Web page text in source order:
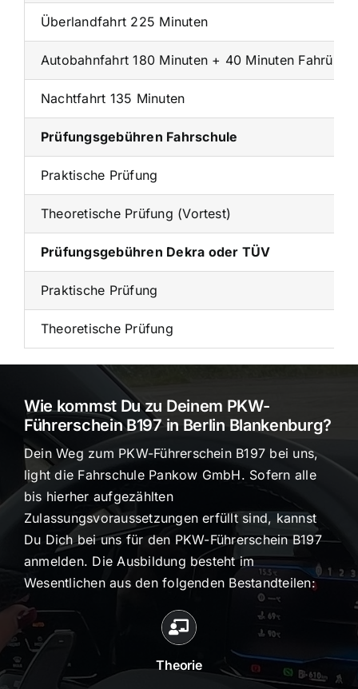
Überlandfahrt 225 Minuten
Autobahnfahrt 180 Minuten + 40 Minuten
Nachtfahrt 135 Minuten
Prüfungsgebühren Fahrschule
Praktische Prüfung
Theoretische Prüfung (Vortest)
Prüfungsgebühren Dekra oder TÜV
Praktische Prüfung
Theoretische Prüfung
Wie kommst Du zu Deinem PKW-
Führerschein B197 in Berlin Blankenburg?
Dein Weg zum PKW-Führerschein B197 bei uns,
light die Fahrschule Pankow GmbH. Sofern alle
bis hierher aufgezählten
Zulassungsvoraussetzungen erfüllt sind, kannst
Du Dich bei uns für den PKW-Führerschein B197
anmelden. Die Ausbildung besteht im
Wesentlichen aus den folgenden Bestandteilen:
Theorie